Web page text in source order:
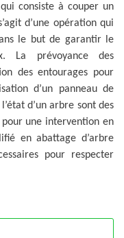
consiste à couper un
d’une opération qui
le but de garantir le
La prévoyance des
des entourages pour
d’un panneau de
d’un arbre sont des
une intervention en
en abattage d’arbre
pour respecter